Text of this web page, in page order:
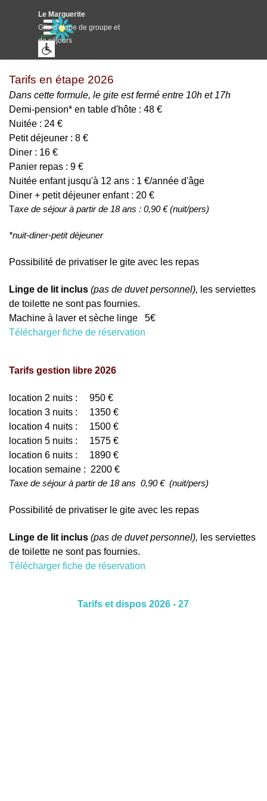
Le Marguerite
Gite d'étape de groupe et
de séjours
Lieu de stages
Sauter le menu
Tarifs en étape 2026
Dans cette formule, le gite est fermé entre 10h et 17h
Demi-pension* en table d'hôte : 48 €
Nuitée : 24 €
Petit déjeuner : 8 €
Diner : 16 €
Panier repas : 9 €
Nuitée enfant jusqu'à 12 ans : 1 €/année d'âge
Diner + petit déjeuner enfant : 20 €
Taxe de séjour à partir de 18 ans : 0,90 € (nuit/pers)
*nuit-diner-petit déjeuner
Possibilité de privatiser le gite avec les repas
Linge de lit inclus (pas de duvet personnel), les serviettes
de toilette ne sont pas fournies.
Machine à laver et sèche linge 5€
Télécharger fiche de réservation
Tarifs gestion libre 2026
location 2 nuits : 950 €
location 3 nuits : 1350 €
location 4 nuits : 1500 €
location 5 nuits : 1575 €
location 6 nuits : 1890 €
location semaine : 2200 €
Taxe de séjour à partir de 18 ans 0,90 € (nuit/pers)
Possibilité de privatiser le gite avec les repas
Linge de lit inclus (pas de duvet personnel), les serviettes
de toilette ne sont pas fournies.
Télécharger fiche de réservation
Tarifs et dispos 2026 - 27